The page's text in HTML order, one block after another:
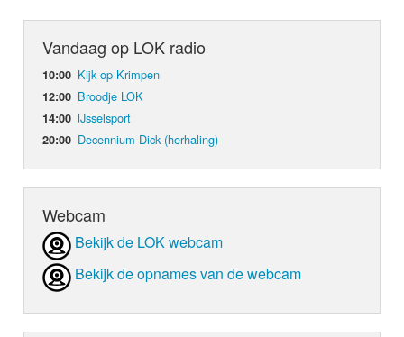
Vandaag op LOK radio
10:00 Kijk op Krimpen
12:00 Broodje LOK
14:00 IJsselsport
20:00 Decennium Dick (herhaling)
Webcam
Bekijk de LOK webcam
Bekijk de opnames van de webcam